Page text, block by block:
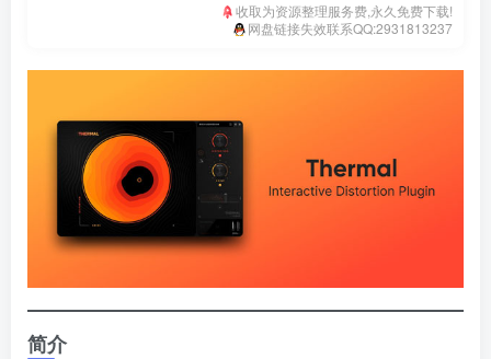
收取为资源整理服务费,永久免费下载!
网盘链接失效联系QQ:2931813237
简介